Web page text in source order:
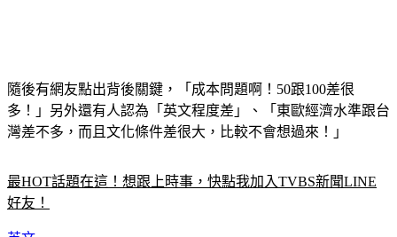
隨後有網友點出背後關鍵，「成本問題啊！50跟100差很
多！」另外還有人認為「英文程度差」、「東歐經濟水準跟台
灣差不多，而且文化條件差很大，比較不會想過來！」
最HOT話題在這！想跟上時事，快點我加入TVBS新聞LINE
好友！